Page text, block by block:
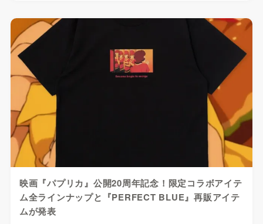
映画『パプリカ』公開20周年記念！限定コラボアイテ
ム全ラインナップと『PERFECT BLUE』再販アイテ
ムが発表